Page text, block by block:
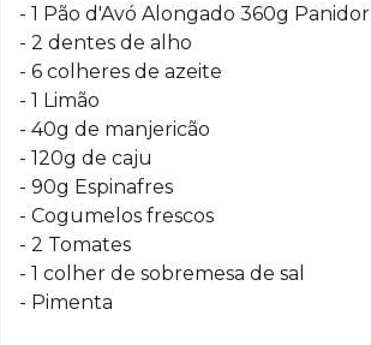
- 1 Pão d'Avó Alongado 360g Panidor
- 2 dentes de alho
- 6 colheres de azeite
- 1 Limão
- 40g de manjericão
- 120g de caju
- 90g Espinafres
- Cogumelos frescos
- 2 Tomates
- 1 colher de sobremesa de sal
- Pimenta